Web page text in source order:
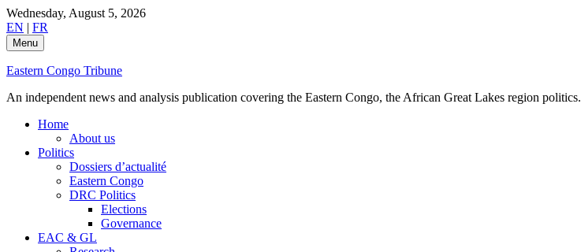
Skip
to
content
Wednesday, August 5, 2026
EN | FR
Menu
Eastern Congo Tribune
An independent news and analysis publication covering the Eastern Congo, the African Great Lakes region politics.
Home
About us
Politics
Dossiers d’actualité
Eastern Congo
DRC Politics
Elections
Governance
EAC & GL